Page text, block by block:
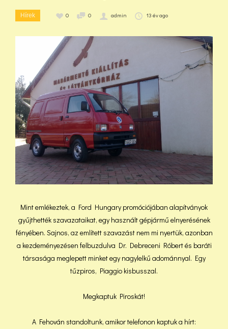
Hírek 0 0 admin 13 év ago
Mint emlékeztek, a Ford Hungary promóciójában alapítványok
gyűjthették szavazataikat, egy használt gépjármű elnyerésének
fényében. Sajnos, az említett szavazást nem mi nyertük, azonban
a kezdeményezésen felbuzdulva Dr. Debreceni Róbert és baráti
társasága meglepett minket egy nagylelkű adománnyal. Egy
tűzpiros, Piaggio kisbusszal.
Megkaptuk Piroskát!
A Fehován standoltunk, amikor telefonon kaptuk a hírt: